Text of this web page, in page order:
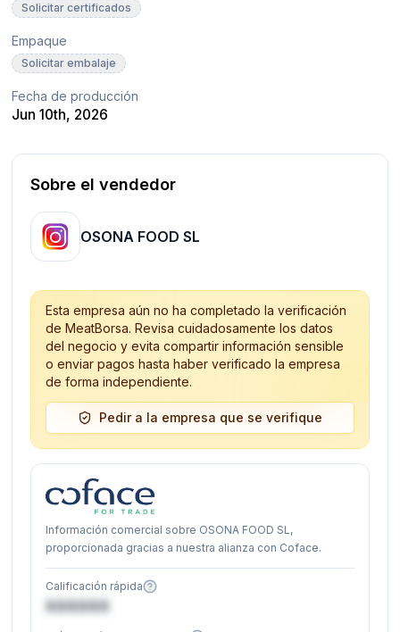
Solicitar certificados
Empaque
Solicitar embalaje
Fecha de producción
Jun 10th, 2026
Sobre el vendedor
OSONA FOOD SL
Esta empresa aún no ha completado la verificación
de MeatBorsa. Revisa cuidadosamente los datos
del negocio y evita compartir información sensible
o enviar pagos hasta haber verificado la empresa
de forma independiente.
Pedir a la empresa que se verifique
Información comercial sobre OSONA FOOD SL,
proporcionada gracias a nuestra alianza con Coface.
Calificación rápida
XXXXXX